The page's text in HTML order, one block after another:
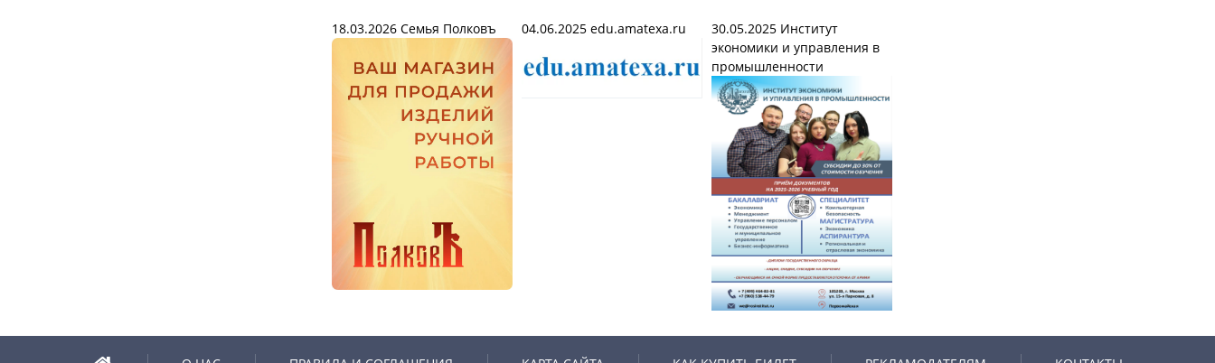
18.03.2026 Семья Полковъ 04.06.2025 edu.amatexa.ru 30.05.2025 Институт
экономики и управления в
промышленности